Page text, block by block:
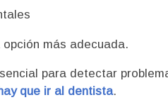
más adecuada.
para detectar
que ir al dentista.